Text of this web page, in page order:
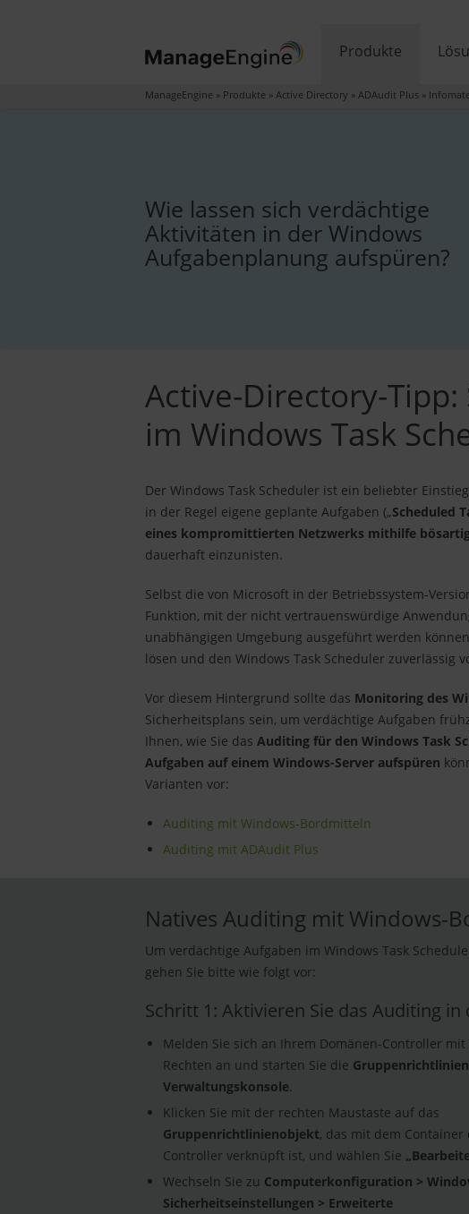
Produkte
ManageEngine » Produkte » Active Directory » ADAudit Plus »
Wie lassen sich verdächtige
Aktivitäten in der Windows
Aufgabenplanung aufspüren?
Active-Directory-
im Windows Task
Der Windows Task Scheduler ist ein beliebter
in der Regel eigene geplante Aufgaben („Scheduled
eines kompromittierten Netzwerks mithilfe
dauerhaft einzunisten.
Selbst die von Microsoft in der Betriebssystem-
Funktion, mit der nicht vertrauenswürdige
unabhängigen Umgebung ausgeführt werden
lösen und den Windows Task Scheduler zuverlässig
Vor diesem Hintergrund sollte das Monitoring des
Sicherheitsplans sein, um verdächtige Aufgaben
Ihnen, wie Sie das Auditing für den Windows Task
Aufgaben auf einem Windows-Server aufspüren
Varianten vor:
Auditing mit Windows-Bordmitteln
Auditing mit ADAudit Plus
Natives Auditing mit Windows-
Um verdächtige Aufgaben im Windows Task
gehen Sie bitte wie folgt vor:
Schritt 1: Aktivieren Sie das Auditing
Melden Sie sich an Ihrem Domänen-Controller
Rechten an und starten Sie die
Verwaltungskonsole.
Klicken Sie mit der rechten Maustaste auf das
Gruppenrichtlinienobjekt, das mit dem Container
Controller verknüpft ist, und wählen Sie
Wechseln Sie zu Computerkonfiguration >
Sicherheitseinstellungen > Erweiterte